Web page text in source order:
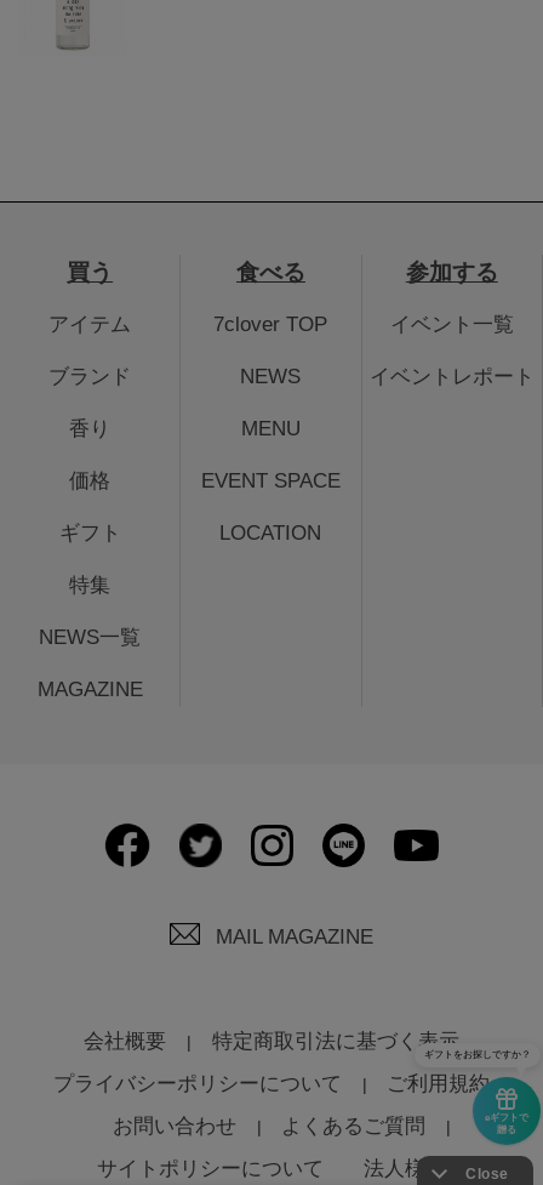
買う
アイテム
ブランド
香り
価格
ギフト
特集
NEWS一覧
MAGAZINE
食べる
7clover TOP
NEWS
MENU
EVENT SPACE
LOCATION
参加する
イベント一覧
イベントレポート
MAIL MAGAZINE
会社概要
特定商取引法に基づく表示
プライバシーポリシーについて
ご利用規約
お問い合わせ
よくあるご質問
サイトポリシーについて
法人様へ
eギフトで
贈る
ギフトをお探しですか？